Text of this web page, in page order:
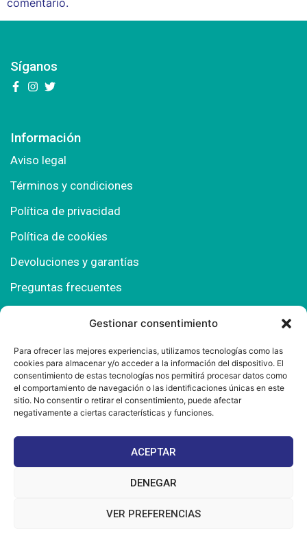
Gestionar consentimiento
Para ofrecer las mejores experiencias, utilizamos tecnologías como las
cookies para almacenar y/o acceder a la información del dispositivo. El
consentimiento de estas tecnologías nos permitirá procesar datos como
el comportamiento de navegación o las identificaciones únicas en este
sitio. No consentir o retirar el consentimiento, puede afectar
negativamente a ciertas características y funciones.
ACEPTAR
DENEGAR
VER PREFERENCIAS
Síganos
Información
Aviso legal
Términos y condiciones
Política de privacidad
Política de cookies
Devoluciones y garantías
Preguntas frecuentes
Polígono Comercial Urbisur (Cita previa) 11130
Chiclana de la Fra. (Cádiz)
667 457 908
info@mantonesdelsur.com
mantonesdelsur@gmail.com